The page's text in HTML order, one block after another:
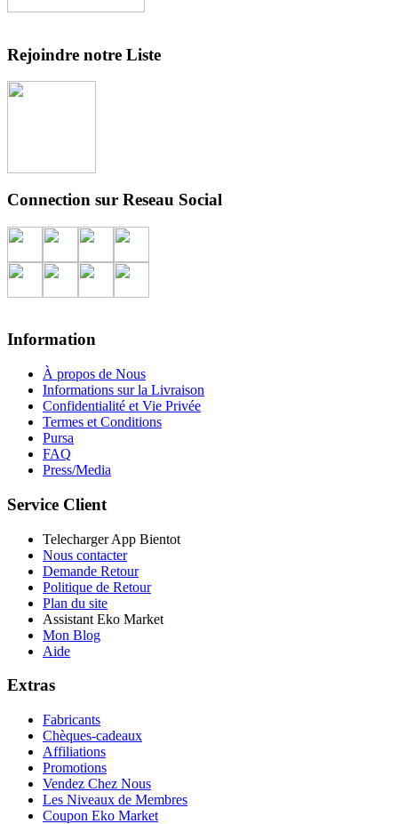
Rejoindre notre Liste
Connection sur Reseau Social
Information
À propos de Nous
Informations sur la Livraison
Confidentialité et Vie Privée
Termes et Conditions
Pursa
FAQ
Press/Media
Service Client
Telecharger App Bientot
Nous contacter
Demande Retour
Politique de Retour
Plan du site
Assistant Eko Market
Mon Blog
Aide
Extras
Fabricants
Chèques-cadeaux
Affiliations
Promotions
Vendez Chez Nous
Les Niveaux de Membres
Coupon Eko Market